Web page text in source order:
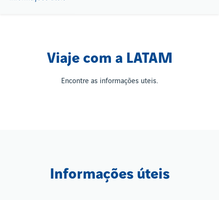
Viaje com a LATAM
Encontre as informações uteis.
Informações úteis